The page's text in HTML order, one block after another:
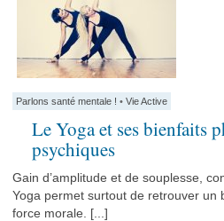
Parlons santé mentale ! •Vie Active
Le Yoga et ses bienfaits
psychiques
Gain d’amplitude et de souplesse,
Yoga permet surtout de retrouver un
force morale. [...]